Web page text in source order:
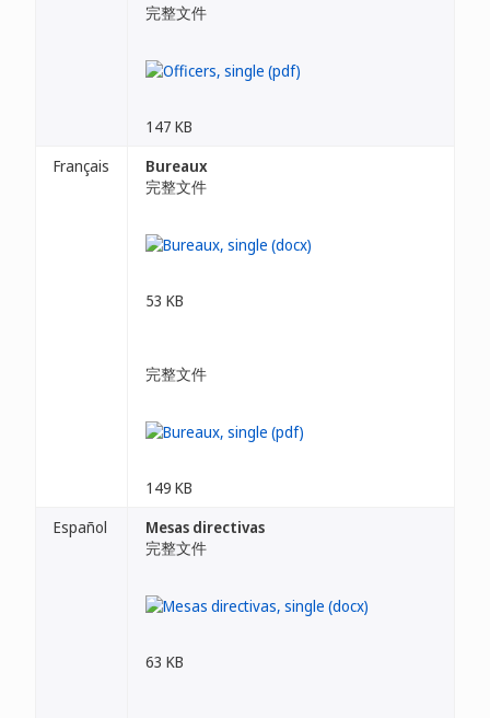
完整文件
147 KB
Français
Bureaux
完整文件
53 KB
完整文件
149 KB
Español
Mesas directivas
完整文件
63 KB